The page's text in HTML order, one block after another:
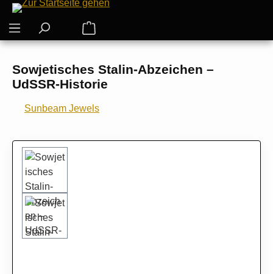
Zum Hauptinhalt springen
Warenkorb enthält 0 Positionen. Der
Sowjetisches Stalin-Abzeichen –
UdSSR-Historie
Sunbeam Jewels
Bildergalerie überspringen